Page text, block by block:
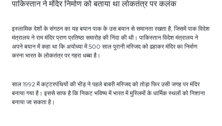
पाकिस्तान ने मंदिर निर्माण को बताया था लोकतंत्र पर कलंक
इस्लामिक देशों के संगठन का यह बयान पाक के उस बयान से समानता रखता है, जिसमें पाक विदेश
मंत्रालय ने राम मंदिर प्राण प्रतिष्ठा समारोह की निंदा की थी। पाकिस्तान विदेश मंत्रालय ने
अपने बयान में कहा था कि अयोध्या में 500 साल पुरानी मस्जिद को ढहाकर मंदिर का निर्माण
करना भारत के लोकतंत्र पर गहरा धब्बा है।
साल 1992 में कट्टरपंथियों की भीड़ ने पहले बाबरी मस्जिद को तोड़ा फिर उसी जगह पर मंदिर
बनाया गया है। इससे साफ है कि निकट भविष्य में भारत में मुस्लिमों के धार्मिक स्थलों को निशाना
बनाया जा सकता है।